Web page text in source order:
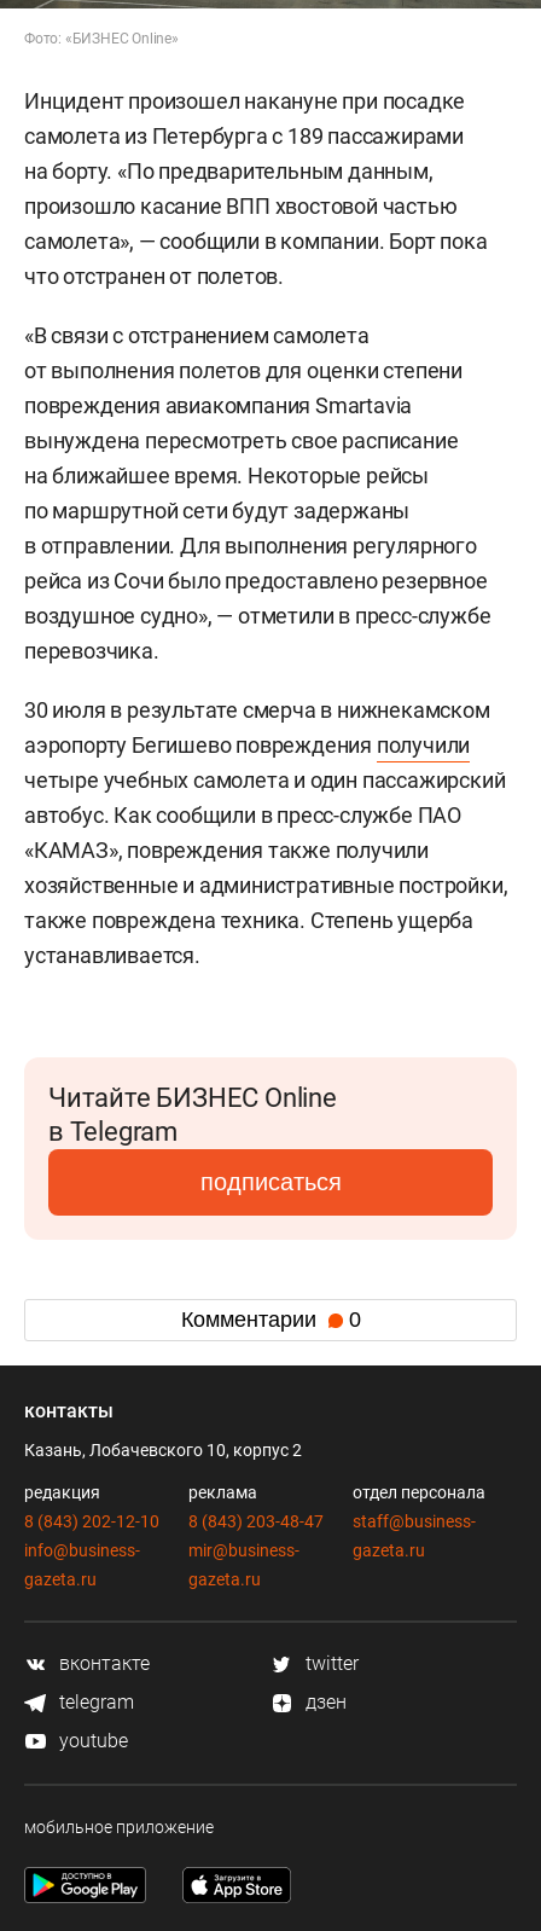
Фото: «БИЗНЕС Online»
Инцидент произошел накануне при посадке
самолета из Петербурга с 189 пассажирами
на борту. «По предварительным данным,
произошло касание ВПП хвостовой частью
самолета», — сообщили в компании. Борт пока
что отстранен от полетов.
«В связи с отстранением самолета
от выполнения полетов для оценки степени
повреждения авиакомпания Smartavia
вынуждена пересмотреть свое расписание
на ближайшее время. Некоторые рейсы
по маршрутной сети будут задержаны
в отправлении. Для выполнения регулярного
рейса из Сочи было предоставлено резервное
воздушное судно», — отметили в пресс-службе
перевозчика.
30 июля в результате смерча в нижнекамском
аэропорту Бегишево повреждения получили
четыре учебных самолета и один пассажирский
автобус. Как сообщили в пресс-службе ПАО
«КАМАЗ», повреждения также получили
хозяйственные и административные постройки,
также повреждена техника. Степень ущерба
устанавливается.
Читайте БИЗНЕС Online
в Telegram
подписаться
Комментарии 0
контакты
Казань, Лобачевского 10, корпус 2
редакция
8 (843) 202-12-10
info@business-
gazeta.ru
реклама
8 (843) 203-48-47
mir@business-
gazeta.ru
отдел персонала
staff@business-
gazeta.ru
вконтакте
twitter
telegram
дзен
youtube
мобильное приложение